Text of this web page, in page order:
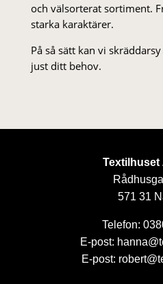
och välsorterat sor­ti­ment.
starka karaktärer.
På så sätt kan vi
just ditt behov.
Textilhuset
571 31
Telefon:
E-post:
E-post: